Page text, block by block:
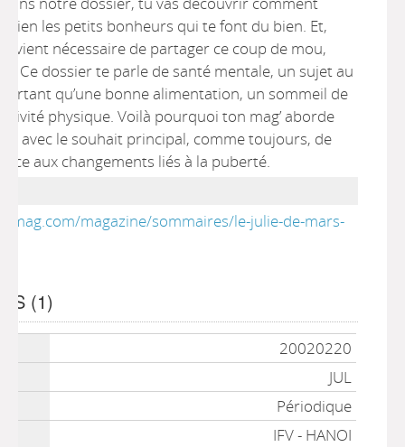
les petits bonheurs qui te font du bien. Et,
nécessaire de partager ce coup de mou,
Ce dossier te parle de santé mentale, un sujet au
qu’une bonne alimentation, un sommeil de
physique. Voilà pourquoi ton mag’ aborde
avec le souhait principal, comme toujours, de
aux changements liés à la puberté.
magazine/sommaires/le-julie-de-mars-
(1)
20020220
JUL
Périodique
IFV - HANOI